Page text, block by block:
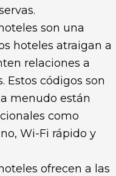
son una
hoteles atraigan a
relaciones a
Estos códigos son
menudo están
como
Wi-Fi rápido y
ofrecen a las